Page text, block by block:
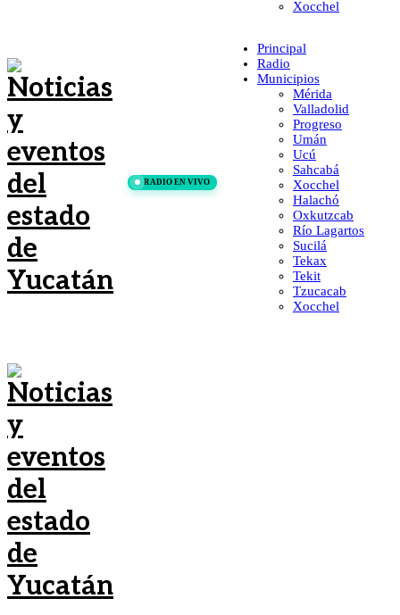
Xocchel
RADIO EN VIVO
Principal
Radio
Municipios
Mérida
Valladolid
Progreso
Umán
Ucú
Sahcabá
Xocchel
Halachó
Oxkutzcab
Río Lagartos
Sucilá
Tekax
Tekit
Tzucacab
Xocchel